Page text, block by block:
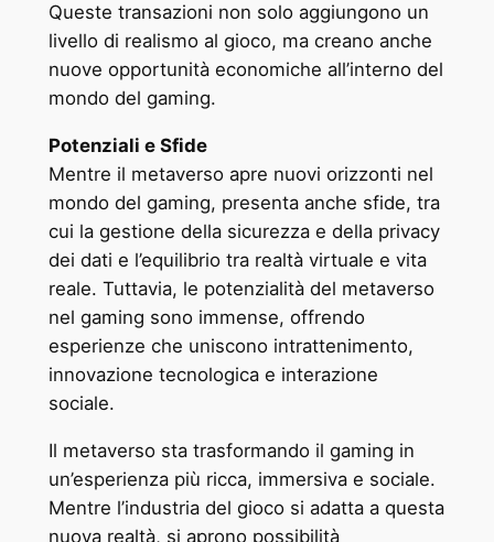
Queste transazioni non solo aggiungono un
livello di realismo al gioco, ma creano anche
nuove opportunità economiche all’interno del
mondo del gaming.
Potenziali e Sfide
Mentre il metaverso apre nuovi orizzonti nel
mondo del gaming, presenta anche sfide, tra
cui la gestione della sicurezza e della privacy
dei dati e l’equilibrio tra realtà virtuale e vita
reale. Tuttavia, le potenzialità del metaverso
nel gaming sono immense, offrendo
esperienze che uniscono intrattenimento,
innovazione tecnologica e interazione
sociale.
Il metaverso sta trasformando il gaming in
un’esperienza più ricca, immersiva e sociale.
Mentre l’industria del gioco si adatta a questa
nuova realtà, si aprono possibilità